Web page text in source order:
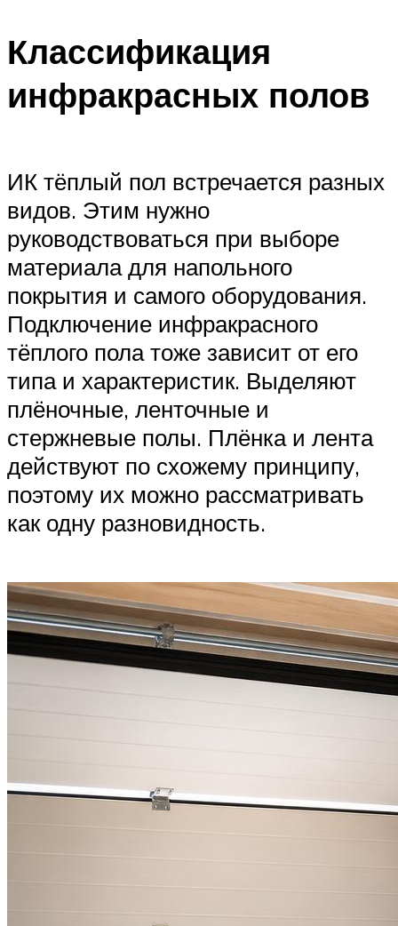
Классификация
инфракрасных полов
ИК тёплый пол встречается разных
видов. Этим нужно
руководствоваться при выборе
материала для напольного
покрытия и самого оборудования.
Подключение инфракрасного
тёплого пола тоже зависит от его
типа и характеристик. Выделяют
плёночные, ленточные и
стержневые полы. Плёнка и лента
действуют по схожему принципу,
поэтому их можно рассматривать
как одну разновидность.